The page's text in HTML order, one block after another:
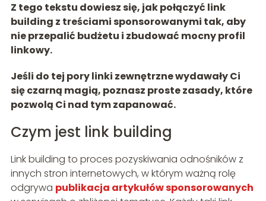
Z tego tekstu dowiesz się, jak połączyć link
building z treściami sponsorowanymi tak, aby
nie przepalić budżetu i zbudować mocny profil
linkowy.
Jeśli do tej pory linki zewnętrzne wydawały Ci
się czarną magią, poznasz proste zasady, które
pozwolą Ci nad tym zapanować.
Czym jest link building
Link building to proces pozyskiwania odnośników z
innych stron internetowych, w którym ważną rolę
odgrywa publikacja artykułów sponsorowanych